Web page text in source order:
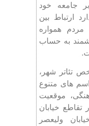
جامعه خود
ارتباط بین
مردم همواره
به حساب
تئاتر شهر،
های متنوع
موقعیت
تقاطع خیابان
ولیعصر